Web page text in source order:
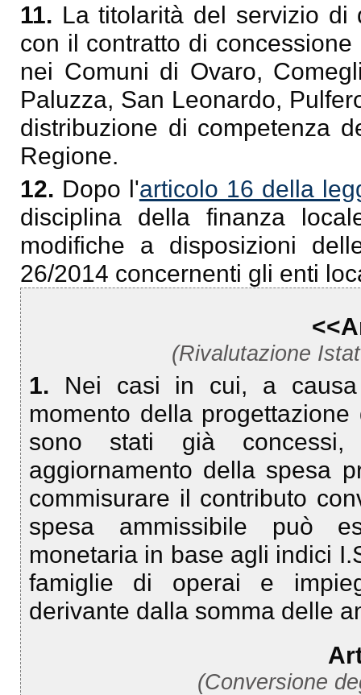
11. La titolarità del servizio di
con il contratto di
nei Comuni di Ovaro,
Paluzza, San Leonardo,
distribuzione di competenza
Regione.
12. Dopo l'articolo 16 della
disciplina della finanza
modifiche a disposizioni
26/2014 concernenti gli enti
(Rivalutazione
1. Nei casi in cui, a
momento della
sono stati già concessi,
aggiornamento della spesa
commisurare il contributo
spesa ammissibile può
monetaria in base agli indici
famiglie di operai e
derivante dalla somma delle
(Conversione